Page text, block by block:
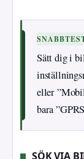
Sätt dig i
eller
bara
SÖK VIA